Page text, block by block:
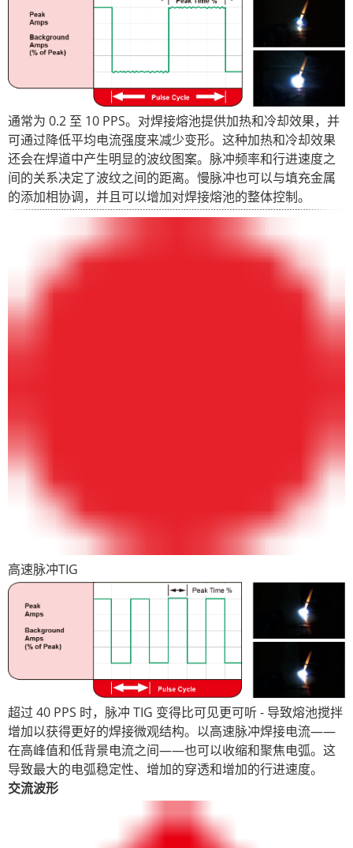
通常为 0.2 至 10 PPS。对焊接熔池提供加热和冷却效果，并
可通过降低平均电流强度来减少变形。这种加热和冷却效果
还会在焊道中产生明显的波纹图案。脉冲频率和行进速度之
间的关系决定了波纹之间的距离。慢脉冲也可以与填充金属
的添加相协调，并且可以增加对焊接熔池的整体控制。
高速脉冲TIG
超过 40 PPS 时，脉冲 TIG 变得比可见更可听 - 导致熔池搅拌
增加以获得更好的焊接微观结构。以高速脉冲焊接电流——
在高峰值和低背景电流之间——也可以收缩和聚焦电弧。这
导致最大的电弧稳定性、增加的穿透和增加的行进速度。
交流波形